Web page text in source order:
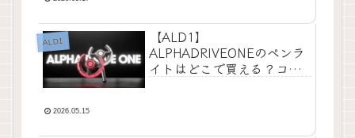
ALD1
【ALD1】
ALPHADRIVEONEのペンラ
イトはどこで買える？コン
2026.05.15